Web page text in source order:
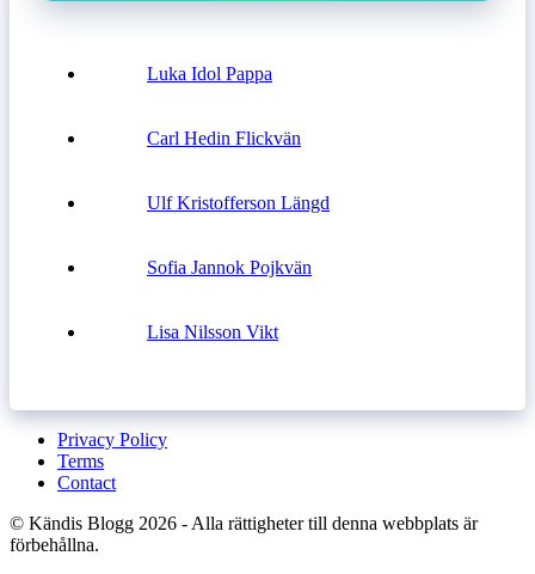
Luka Idol Pappa
Carl Hedin Flickvän
Ulf Kristofferson Längd
Sofia Jannok Pojkvän
Lisa Nilsson Vikt
Privacy Policy
Terms
Contact
© Kändis Blogg 2026 - Alla rättigheter till denna webbplats är
förbehållna.